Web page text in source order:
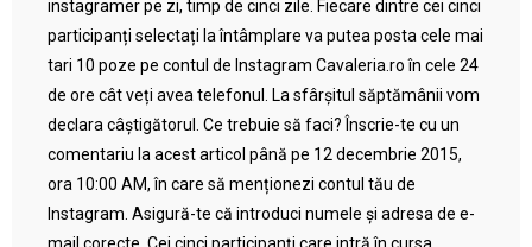
instagramer pe zi, timp de cinci zile. Fiecare dintre cei cinci
participanți selectați la întâmplare va putea posta cele mai
tari 10 poze pe contul de Instagram Cavaleria.ro în cele 24
de ore cât veți avea telefonul. La sfârșitul săptămânii vom
declara câștigătorul. Ce trebuie să faci? Înscrie-te cu un
comentariu la acest articol până pe 12 decembrie 2015,
ora 10:00 AM, în care să menționezi contul tău de
Instagram. Asigură-te că introduci numele și adresa de e-